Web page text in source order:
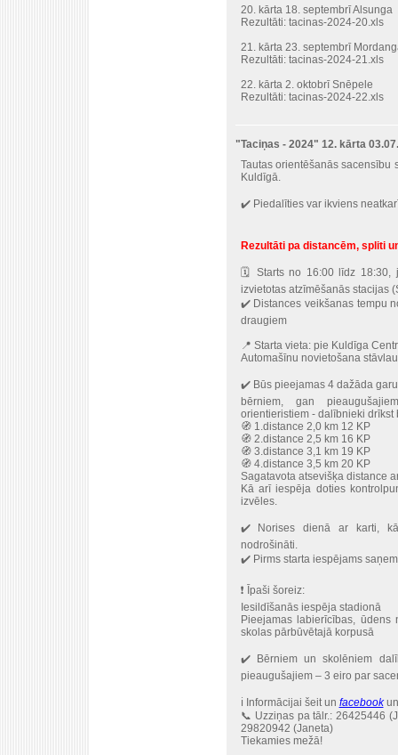
20. kārta 18. septembrī Alsunga
Rezultāti: tacinas-2024-20.xls
21. kārta 23. septembrī
Rezultāti: tacinas-2024-21.xls
22. kārta 2. oktobrī Snēpele
Rezultāti: tacinas-2024-22.xls
"Taciņas - 2024" 12. kārta
Tautas orientēšanās sacensību
Kuldīgā.
✔️ Piedalīties var ikviens
Rezultāti pa distancēm, spliti
🗓 Starts no 16:00 līdz 18:30,
izvietotas atzīmēšanās stacijas
✔️ Distances veikšanas tempu
draugiem
📍 Starta vieta: pie Kuldīga
Automašīnu novietošana
✔️ Būs pieejamas 4 dažāda
bērniem, gan
orientieristiem - dalībnieki
🧭 1.distance 2,0 km 12 KP
🧭 2.distance 2,5 km 16 KP
🧭 3.distance 3,1 km 19 KP
🧭 4.distance 3,5 km 20 KP
Sagatavota atsevišķa distance
Kā arī iespēja doties
izvēles.
✔️ Norises dienā ar karti,
nodrošināti.
✔️ Pirms starta iespējams
❗️ Īpaši šoreiz:
Iesildīšanās iespēja stadionā
Pieejamas labierīcības,
skolas pārbūvētajā korpusā
✔️ Bērniem un skolēniem
pieaugušajiem – 3 eiro par
ℹ️ Informācijai šeit un facebookun
📞 Uzziņas pa tālr.: 26425446
29820942 (Janeta)
Tiekamies mežā!